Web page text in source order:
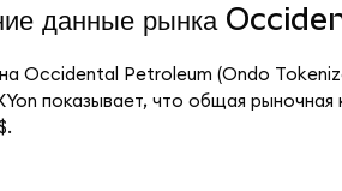
данные рынка
Occidental Petroleum (Ondo
показывает, что общая